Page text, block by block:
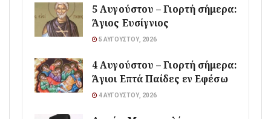
5 Αυγούστου – Γιορτή σήμερα:
Άγιος Ευσίγνιος
5 ΑΥΓΟΎΣΤΟΥ, 2026
4 Αυγούστου – Γιορτή σήμερα:
Άγιοι Επτά Παίδες εν Εφέσω
4 ΑΥΓΟΎΣΤΟΥ, 2026